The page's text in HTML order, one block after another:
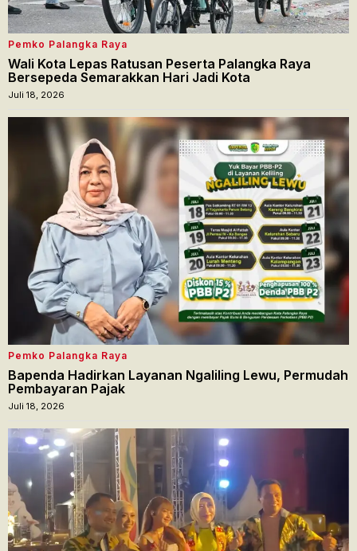
Pemko Palangka Raya
Wali Kota Lepas Ratusan Peserta Palangka Raya
Bersepeda Semarakkan Hari Jadi Kota
Juli 18, 2026
Pemko Palangka Raya
Bapenda Hadirkan Layanan Ngaliling Lewu, Permudah
Pembayaran Pajak
Juli 18, 2026